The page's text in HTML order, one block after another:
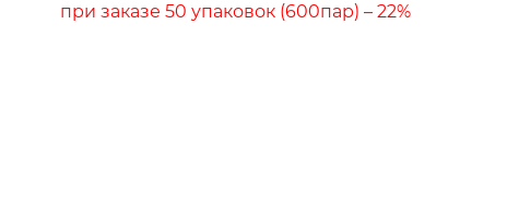
при заказе 50 упаковок (600пар) – 22%